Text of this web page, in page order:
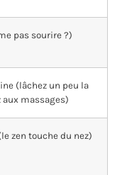
pas sourire ?)
(lâchez un peu la
massages)
zen touche du nez)